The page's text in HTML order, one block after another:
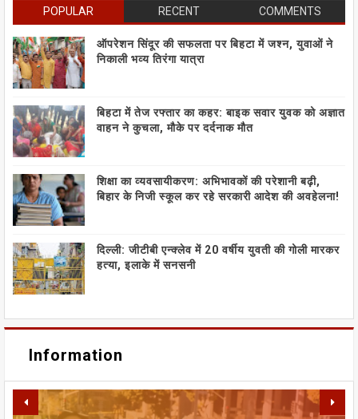
POPULAR RECENT COMMENTS
ऑपरेशन सिंदूर की सफलता पर बिहटा में जश्न, युवाओं ने
निकाली भव्य तिरंगा यात्रा
बिहटा में तेज रफ्तार का कहर: बाइक सवार युवक को अज्ञात
वाहन ने कुचला, मौके पर दर्दनाक मौत
शिक्षा का व्यवसायीकरण: अभिभावकों की परेशानी बढ़ी,
बिहार के निजी स्कूल कर रहे सरकारी आदेश की अवहेलना!
दिल्ली: जीटीबी एन्क्लेव में 20 वर्षीय युवती की गोली मारकर
हत्या, इलाके में सनसनी
Information